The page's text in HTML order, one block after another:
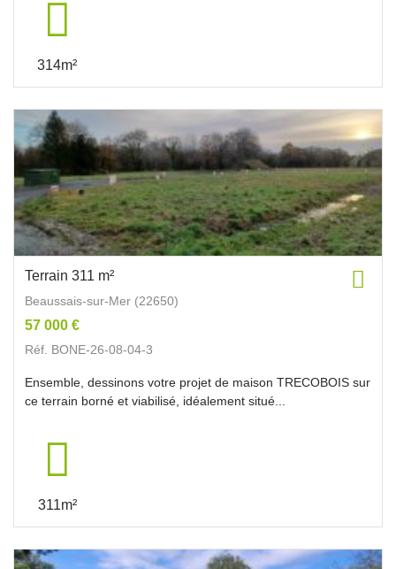
314m²
Terrain 311 m²
Beaussais-sur-Mer (22650)
57 000 €
Réf. BONE-26-08-04-3
Ensemble, dessinons votre projet de maison TRECOBOIS sur
ce terrain borné et viabilisé, idéalement situé...
311m²